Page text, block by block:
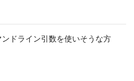
ドライン引数を使いそうな方